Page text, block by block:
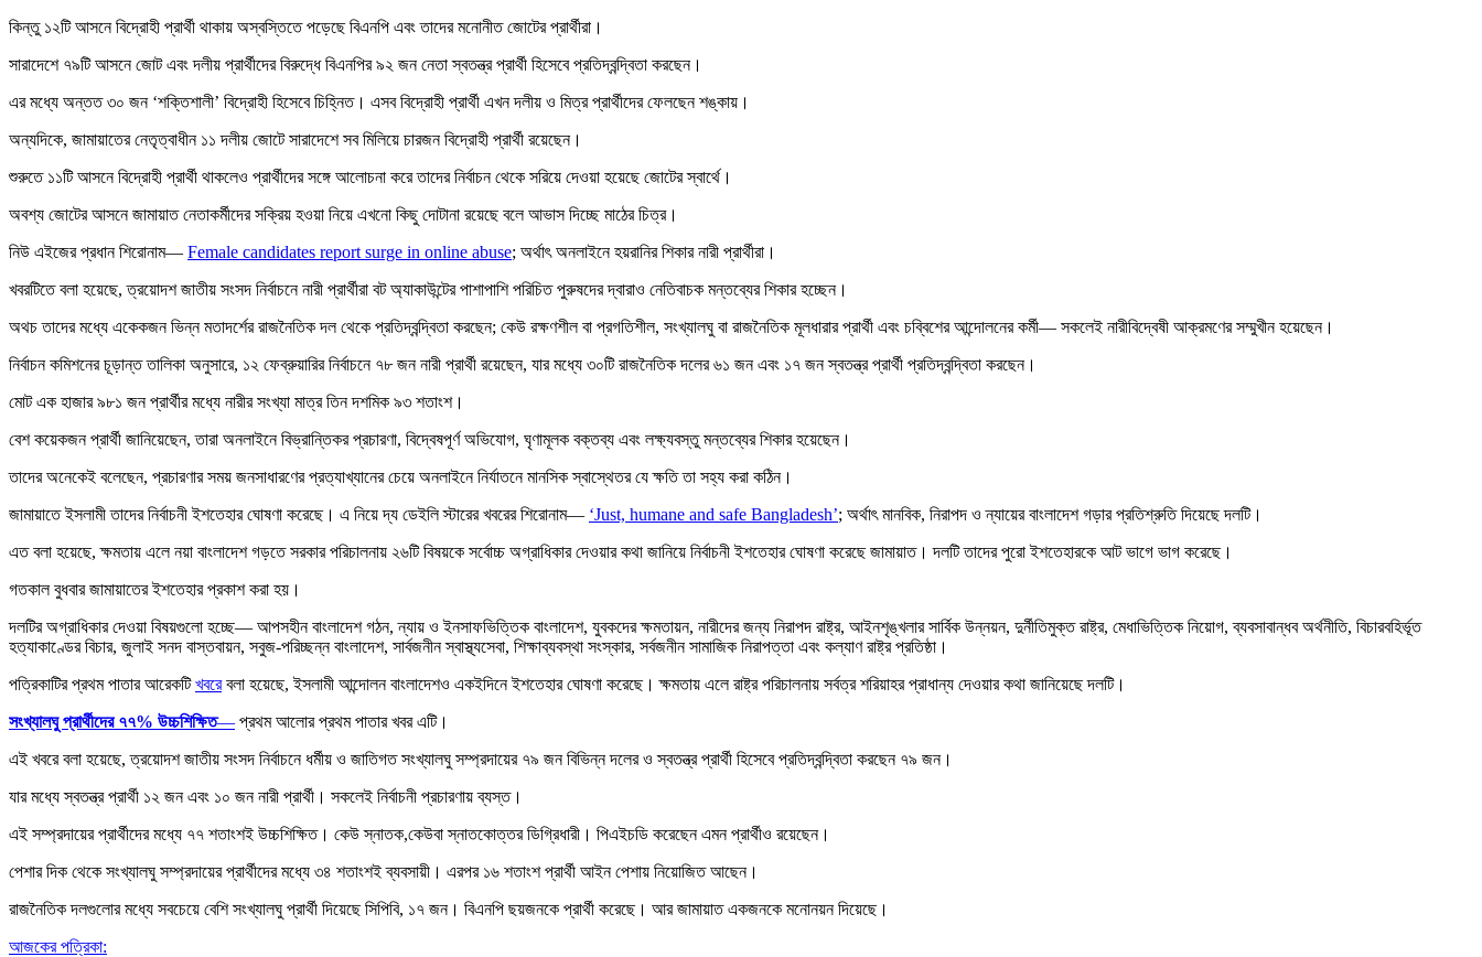
কিন্তু ১২টি আসনে বিদ্রোহী প্রার্থী থাকায় অস্বস্তিতে পড়েছে বিএনপি এবং তাদের মনোনীত জোটের প্রার্থীরা।
সারাদেশে ৭৯টি আসনে জোট এবং দলীয় প্রার্থীদের বিরুদ্ধে বিএনপির ৯২ জন নেতা স্বতন্ত্র প্রার্থী হিসেবে প্রতিদ্বন্দ্বিতা করছেন।
এর মধ্যে অন্তত ৩০ জন ‘শক্তিশালী’ বিদ্রোহী হিসেবে চিহ্নিত। এসব বিদ্রোহী প্রার্থী এখন দলীয় ও মিত্র প্রার্থীদের ফেলছেন শঙ্কায়।
অন্যদিকে, জামায়াতের নেতৃত্বাধীন ১১ দলীয় জোটে সারাদেশে সব মিলিয়ে চারজন বিদ্রোহী প্রার্থী রয়েছেন।
শুরুতে ১১টি আসনে বিদ্রোহী প্রার্থী থাকলেও প্রার্থীদের সঙ্গে আলোচনা করে তাদের নির্বাচন থেকে সরিয়ে দেওয়া হয়েছে জোটের স্বার্থে।
অবশ্য জোটের আসনে জামায়াত নেতাকর্মীদের সক্রিয় হওয়া নিয়ে এখনো কিছু দোটানা রয়েছে বলে আভাস দিচ্ছে মাঠের চিত্র।
নিউ এইজের প্রধান শিরোনাম— Female candidates report surge in online abuse; অর্থাৎ অনলাইনে হয়রানির শিকার নারী প্রার্থীরা।
খবরটিতে বলা হয়েছে, ত্রয়োদশ জাতীয় সংসদ নির্বাচনে নারী প্রার্থীরা বট অ্যাকাউন্টের পাশাপাশি পরিচিত পুরুষদের দ্বারাও নেতিবাচক মন্তব্যের শিকার হচ্ছেন।
অথচ তাদের মধ্যে একেকজন ভিন্ন মতাদর্শের রাজনৈতিক দল থেকে প্রতিদ্বন্দ্বিতা করছেন; কেউ রক্ষণশীল বা প্রগতিশীল, সংখ্যালঘু বা রাজনৈতিক মূলধারার প্রার্থী এবং চব্বিশের আন্দোলনের কর্মী— সকলেই নারীবিদ্বেষী আক্রমণের সম্মুখীন হয়েছেন।
নির্বাচন কমিশনের চূড়ান্ত তালিকা অনুসারে, ১২ ফেব্রুয়ারির নির্বাচনে ৭৮ জন নারী প্রার্থী রয়েছেন, যার মধ্যে ৩০টি রাজনৈতিক দলের ৬১ জন এবং ১৭ জন স্বতন্ত্র প্রার্থী প্রতিদ্বন্দ্বিতা করছেন।
মোট এক হাজার ৯৮১ জন প্রার্থীর মধ্যে নারীর সংখ্যা মাত্র তিন দশমিক ৯৩ শতাংশ।
বেশ কয়েকজন প্রার্থী জানিয়েছেন, তারা অনলাইনে বিভ্রান্তিকর প্রচারণা, বিদ্বেষপূর্ণ অভিযোগ, ঘৃণামূলক বক্তব্য এবং লক্ষ্যবস্তু মন্তব্যের শিকার হয়েছেন।
তাদের অনেকেই বলেছেন, প্রচারণার সময় জনসাধারণের প্রত্যাখ্যানের চেয়ে অনলাইনে নির্যাতনে মানসিক স্বাস্থেতর যে ক্ষতি তা সহ্য করা কঠিন।
জামায়াতে ইসলামী তাদের নির্বাচনী ইশতেহার ঘোষণা করেছে। এ নিয়ে দ্য ডেইলি স্টারের খবরের শিরোনাম— ‘Just, humane and safe Bangladesh’; অর্থাৎ মানবিক, নিরাপদ ও ন্যায়ের বাংলাদেশ গড়ার প্রতিশ্রুতি দিয়েছে দলটি।
এত বলা হয়েছে, ক্ষমতায় এলে নয়া বাংলাদেশ গড়তে সরকার পরিচালনায় ২৬টি বিষয়কে সর্বোচ্চ অগ্রাধিকার দেওয়ার কথা জানিয়ে নির্বাচনী ইশতেহার ঘোষণা করেছে জামায়াত। দলটি তাদের পুরো ইশতেহারকে আট ভাগে ভাগ করেছে।
গতকাল বুধবার জামায়াতের ইশতেহার প্রকাশ করা হয়।
দলটির অগ্রাধিকার দেওয়া বিষয়গুলো হচ্ছে— আপসহীন বাংলাদেশ গঠন, ন্যায় ও ইনসাফভিত্তিক বাংলাদেশ, যুবকদের ক্ষমতায়ন, নারীদের জন্য নিরাপদ রাষ্ট্র, আইনশৃঙ্খলার সার্বিক উন্নয়ন, দুর্নীতিমুক্ত রাষ্ট্র, মেধাভিত্তিক নিয়োগ, ব্যবসাবান্ধব অর্থনীতি, বিচারবহির্ভূত
হত্যাকাণ্ডের বিচার, জুলাই সনদ বাস্তবায়ন, সবুজ-পরিচ্ছন্ন বাংলাদেশ, সার্বজনীন স্বাস্থ্যসেবা, শিক্ষাব্যবস্থা সংস্কার, সর্বজনীন সামাজিক নিরাপত্তা এবং কল্যাণ রাষ্ট্র প্রতিষ্ঠা।
পত্রিকাটির প্রথম পাতার আরেকটিখবরেবলা হয়েছে, ইসলামী আন্দোলন বাংলাদেশও একইদিনে ইশতেহার ঘোষণা করেছে। ক্ষমতায় এলে রাষ্ট্র পরিচালনায় সর্বত্র শরিয়াহর প্রাধান্য দেওয়ার কথা জানিয়েছে দলটি।
সংখ্যালঘু প্রার্থীদের ৭৭% উচ্চশিক্ষিত— প্রথম আলোর প্রথম পাতার খবর এটি।
এই খবরে বলা হয়েছে, ত্রয়োদশ জাতীয় সংসদ নির্বাচনে ধর্মীয় ও জাতিগত সংখ্যালঘু সম্প্রদায়ের ৭৯ জন বিভিন্ন দলের ও স্বতন্ত্র প্রার্থী হিসেবে প্রতিদ্বন্দ্বিতা করছেন ৭৯ জন।
যার মধ্যে স্বতন্ত্র প্রার্থী ১২ জন এবং ১০ জন নারী প্রার্থী। সকলেই নির্বাচনী প্রচারণায় ব্যস্ত।
এই সম্প্রদায়ের প্রার্থীদের মধ্যে ৭৭ শতাংশই উচ্চশিক্ষিত। কেউ স্নাতক,কেউবা স্নাতকোত্তর ডিগ্রিধারী। পিএইচডি করেছেন এমন প্রার্থীও রয়েছেন।
পেশার দিক থেকে সংখ্যালঘু সম্প্রদায়ের প্রার্থীদের মধ্যে ৩৪ শতাংশই ব্যবসায়ী। এরপর ১৬ শতাংশ প্রার্থী আইন পেশায় নিয়োজিত আছেন।
রাজনৈতিক দলগুলোর মধ্যে সবচেয়ে বেশি সংখ্যালঘু প্রার্থী দিয়েছে সিপিবি, ১৭ জন। বিএনপি ছয়জনকে প্রার্থী করেছে। আর জামায়াত একজনকে মনোনয়ন দিয়েছে।
আজকের পত্রিকা: